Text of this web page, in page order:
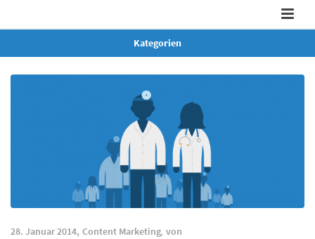
Kategorien
28. Januar 2014, Content Marketing, von